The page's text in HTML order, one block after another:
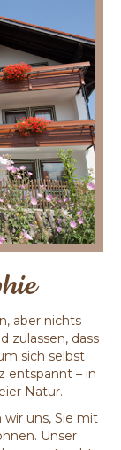
aber nichts
zulassen, dass
sich selbst
entspannt – in
Natur.
uns, Sie mit
Unser